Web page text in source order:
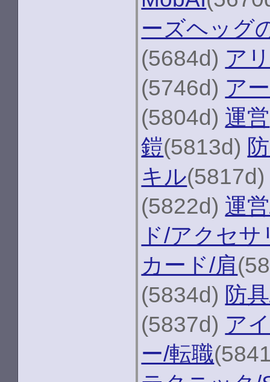
ーズヘッグ
(5684d) ア
(5746d) ア
(5804d) 運営
鎧(5813d)
キル
(5822d) 運
ド/アクセサ
カード/肩
(5834d) 防
(5837d) ア
ー/転職